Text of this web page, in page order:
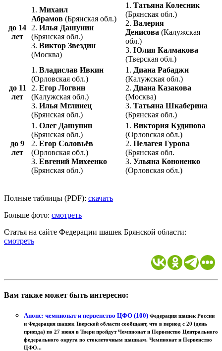
до 14
лет
1. Михаил
Абрамов (Брянская обл.)
2. Илья Дашунин
(Брянская обл.)
3. Виктор Звездин
(Москва)
1. Татьяна Колесник
(Брянская обл.)
2. Валерия
Денисова (Калужская
обл.)
3. Юлия Калмакова
(Тверская обл.)
до 11
лет
1. Владислав Ивкин
(Орловская обл.)
2. Егор Логвин
(Калужская обл.)
3. Илья Мглинец
(Брянская обл.)
1. Диана Рабаджи
(Калужская обл.)
2. Диана Казакова
(Москва)
3. Татьяна Шкаберина
(Брянская обл.)
до 9
лет
1. Олег Дашунин
(Брянская обл.)
2. Егор Соловьёв
(Орловская обл.)
3. Евгений Михеенко
(Брянская обл.)
1. Виктория Кудинова
(Орловская обл.)
2. Пелагея Гурова
(Брянская обл.
3. Ульяна Кононенко
(Орловская обл.)
Полные таблицы (PDF): скачать
Больше фото: смотреть
Статья на сайте Федерации шашек Брянской области:
смотреть
Вам также может быть интересно:
Анонс: чемпионат и первенство ЦФО (100) Федерация шашек России
и Федерация шашек Тверской области сообщают, что в период с 20 (день
приезда) по 27 июня в Твери пройдут Чемпионат и Первенство Центрального
федерального округа по стоклеточным шашкам. Чемпионат и Первенство
ЦФО...